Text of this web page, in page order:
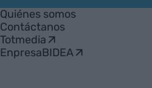
Empresa
Quiénes somos
Contáctanos
Totmedia
EnpresaBIDEA